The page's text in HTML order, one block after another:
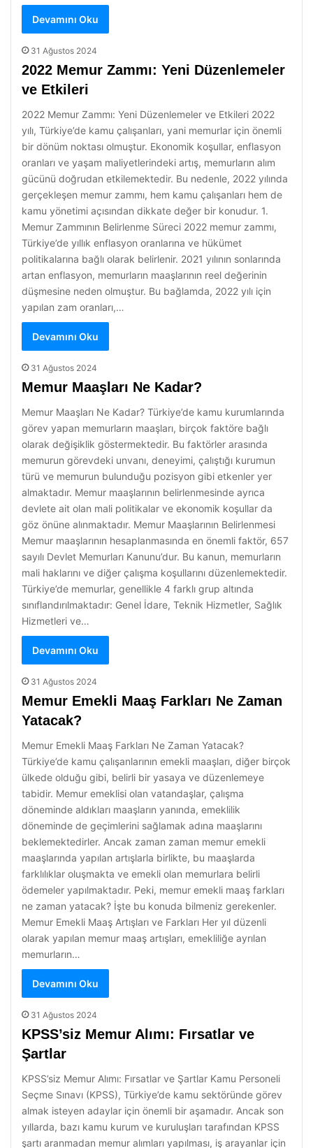
Devamını Oku
31 Ağustos 2024
2022 Memur Zammı: Yeni Düzenlemeler
ve Etkileri
2022 Memur Zammı: Yeni Düzenlemeler ve Etkileri 2022
yılı, Türkiye’de kamu çalışanları, yani memurlar için önemli
bir dönüm noktası olmuştur. Ekonomik koşullar, enflasyon
oranları ve yaşam maliyetlerindeki artış, memurların alım
gücünü doğrudan etkilemektedir. Bu nedenle, 2022 yılında
gerçekleşen memur zammı, hem kamu çalışanları hem de
kamu yönetimi açısından dikkate değer bir konudur. 1.
Memur Zammının Belirlenme Süreci 2022 memur zammı,
Türkiye’de yıllık enflasyon oranlarına ve hükümet
politikalarına bağlı olarak belirlenir. 2021 yılının sonlarında
artan enflasyon, memurların maaşlarının reel değerinin
düşmesine neden olmuştur. Bu bağlamda, 2022 yılı için
yapılan zam oranları,…
Devamını Oku
31 Ağustos 2024
Memur Maaşları Ne Kadar?
Memur Maaşları Ne Kadar? Türkiye’de kamu kurumlarında
görev yapan memurların maaşları, birçok faktöre bağlı
olarak değişiklik göstermektedir. Bu faktörler arasında
memurun görevdeki unvanı, deneyimi, çalıştığı kurumun
türü ve memurun bulunduğu pozisyon gibi etkenler yer
almaktadır. Memur maaşlarının belirlenmesinde ayrıca
devlete ait olan mali politikalar ve ekonomik koşullar da
göz önüne alınmaktadır. Memur Maaşlarının Belirlenmesi
Memur maaşlarının hesaplanmasında en önemli faktör, 657
sayılı Devlet Memurları Kanunu’dur. Bu kanun, memurların
mali haklarını ve diğer çalışma koşullarını düzenlemektedir.
Türkiye’de memurlar, genellikle 4 farklı grup altında
sınıflandırılmaktadır: Genel İdare, Teknik Hizmetler, Sağlık
Hizmetleri ve…
Devamını Oku
31 Ağustos 2024
Memur Emekli Maaş Farkları Ne Zaman
Yatacak?
Memur Emekli Maaş Farkları Ne Zaman Yatacak?
Türkiye’de kamu çalışanlarının emekli maaşları, diğer birçok
ülkede olduğu gibi, belirli bir yasaya ve düzenlemeye
tabidir. Memur emeklisi olan vatandaşlar, çalışma
döneminde aldıkları maaşların yanında, emeklilik
döneminde de geçimlerini sağlamak adına maaşlarını
beklemektedirler. Ancak zaman zaman memur emekli
maaşlarında yapılan artışlarla birlikte, bu maaşlarda
farklılıklar oluşmakta ve emekli olan memurlara belirli
ödemeler yapılmaktadır. Peki, memur emekli maaş farkları
ne zaman yatacak? İşte bu konuda bilmeniz gerekenler.
Memur Emekli Maaş Artışları ve Farkları Her yıl düzenli
olarak yapılan memur maaş artışları, emekliliğe ayrılan
memurların…
Devamını Oku
31 Ağustos 2024
KPSS’siz Memur Alımı: Fırsatlar ve
Şartlar
KPSS’siz Memur Alımı: Fırsatlar ve Şartlar Kamu Personeli
Seçme Sınavı (KPSS), Türkiye’de kamu sektöründe görev
almak isteyen adaylar için önemli bir aşamadır. Ancak son
yıllarda, bazı kamu kurum ve kuruluşları tarafından KPSS
şartı aranmadan memur alımları yapılması, iş arayanlar için